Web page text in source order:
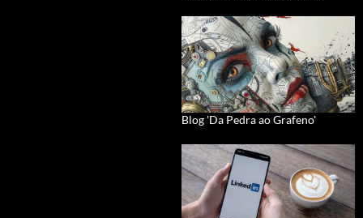
Blog 'Da Pedra ao Grafeno'